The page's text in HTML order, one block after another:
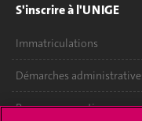
S'inscrire à l'UNIGE
Immatriculations
Démarches
Poser une question